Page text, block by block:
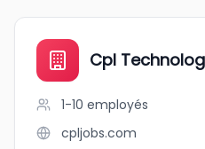
Cpl
1-10 employés
cpljobs.com